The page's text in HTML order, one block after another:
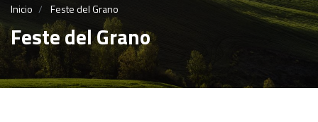
Inicio Feste del Grano
Feste del Grano